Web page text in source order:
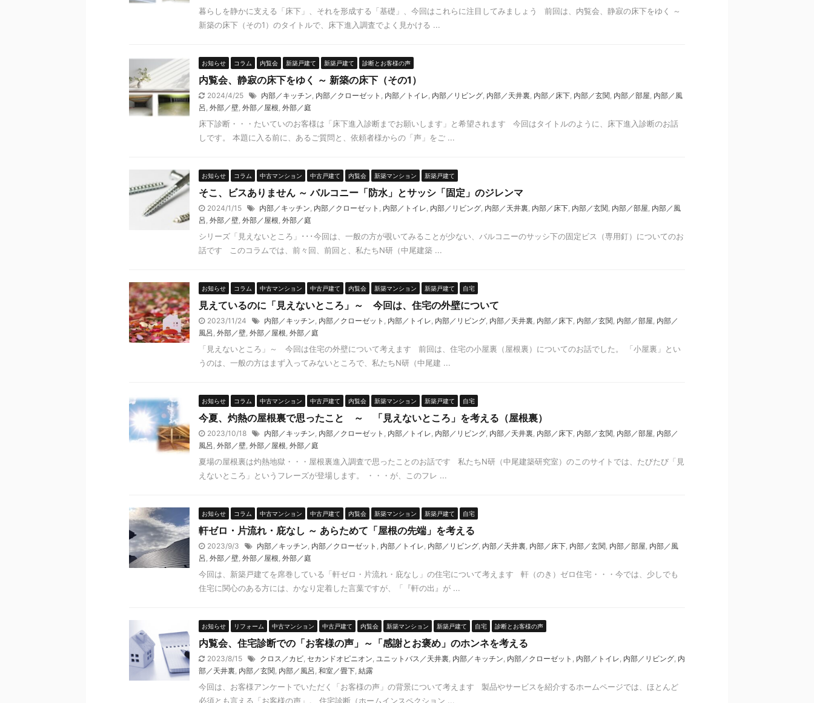
暮らしを静かに支える「床下」、それを形成する「基礎」、今回はこれらに注目してみましょう 前回は、内覧会、静寂の床下をゆく ～
新築の床下（その1）のタイトルで、床下進入調査でよく見かける ...
お知らせ コラム 内覧会 新築戸建て 新築戸建て 診断とお客様の声
内覧会、静寂の床下をゆく ～ 新築の床下（その1）
2024/4/25 内部／キッチン, 内部／クローゼット , 内部／トイレ, 内部／リビング, 内部／天井裏, 内部／床下, 内部／玄関, 内部／部屋, 内部／風
呂, 外部／壁, 外部／屋根, 外部／庭
床下診断・・・たいていのお客様は「床下進入診断までお願いします」と希望されます 今回はタイトルのように、床下進入診断のお話
しです。 本題に入る前に、あるご質問と、依頼者様からの「声」をご ...
お知らせ コラム 中古マンション 中古戸建て 内覧会 新築マンション 新築戸建て
そこ、ビスありません ～ バルコニー「防水」とサッシ「固定」のジレンマ
2024/1/15 内部／キッチン, 内部／クローゼット , 内部／トイレ, 内部／リビング, 内部／天井裏, 内部／床下, 内部／玄関, 内部／部屋, 内部／風
呂, 外部／壁, 外部／屋根, 外部／庭
シリーズ「見えないところ」･･･今回は、一般の方が覗いてみることが少ない、バルコニーのサッシ下の固定ビス（専用釘）についてのお
話です このコラムでは、前々回、前回と、私たちN研（中尾建築 ...
お知らせ コラム 中古マンション 中古戸建て 内覧会 新築マンション 新築戸建て 自宅
見えているのに「見えないところ」～ 今回は、住宅の外壁について
2023/11/24 内部／キッチン, 内部／クローゼット , 内部／トイレ, 内部／リビング, 内部／天井裏, 内部／床下, 内部／玄関, 内部／部屋, 内部／
風呂, 外部／壁, 外部／屋根, 外部／庭
「見えないところ」～ 今回は住宅の外壁について考えます 前回は、住宅の小屋裏（屋根裏）についてのお話でした。 「小屋裏」とい
うのは、一般の方はまず入ってみないところで、私たちN研（中尾建 ...
お知らせ コラム 中古マンション 中古戸建て 内覧会 新築マンション 新築戸建て 自宅
今夏、灼熱の屋根裏で思ったこと ～ 「見えないところ」を考える（屋根裏）
2023/10/18 内部／キッチン, 内部／クローゼット , 内部／トイレ, 内部／リビング, 内部／天井裏, 内部／床下, 内部／玄関, 内部／部屋, 内部／
風呂, 外部／壁, 外部／屋根, 外部／庭
夏場の屋根裏は灼熱地獄・・・屋根裏進入調査で思ったことのお話です 私たちN研（中尾建築研究室）のこのサイトでは、たびたび「見
えないところ」というフレーズが登場します。 ・・・が、このフレ ...
お知らせ コラム 中古マンション 中古戸建て 内覧会 新築マンション 新築戸建て 自宅
軒ゼロ・片流れ・庇なし ～ あらためて「屋根の先端」を考える
2023/9/3 内部／キッチン, 内部／クローゼット , 内部／トイレ, 内部／リビング, 内部／天井裏, 内部／床下, 内部／玄関, 内部／部屋, 内部／風
呂, 外部／壁, 外部／屋根, 外部／庭
今回は、新築戸建てを席巻している「軒ゼロ・片流れ・庇なし」の住宅について考えます 軒（のき）ゼロ住宅・・・今では、少しでも
住宅に関心のある方には、かなり定着した言葉ですが、「『軒の出』が ...
お知らせ リフォーム 中古マンション 中古戸建て 内覧会 新築マンション 新築戸建て 自宅 診断とお客様の声
内覧会、住宅診断での「お客様の声」～「感謝とお褒め」のホンネを考える
2023/8/15 クロス／カビ, セカンドオピニオン, ユニットバス／天井裏, 内部／キッチン, 内部／クローゼット , 内部／トイレ, 内部／リビング, 内
部／天井裏, 内部／玄関, 内部／風呂, 和室／畳下, 結露
今回は、お客様アンケートでいただく「お客様の声」の背景について考えます 製品やサービスを紹介するホームページでは、ほとんど
必須とも言える「お客様の声」。 住宅診断（ホームインスペクション ...